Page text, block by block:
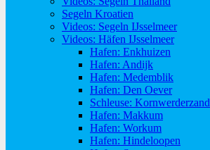
Segeln Kroatien
Videos: Segeln IJsselmeer
Videos: Häfen IJsselmeer
Hafen: Enkhuizen
Hafen: Andijk
Hafen: Medemblik
Hafen: Den Oever
Schleuse: Kornwerderzand
Hafen: Makkum
Hafen: Workum
Hafen: Hindeloopen